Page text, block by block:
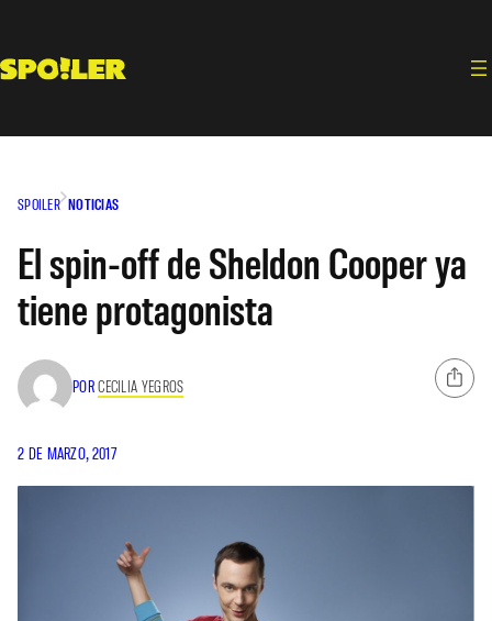
contenido
SPOILER NOTICIAS
El spin-off de Sheldon Cooper ya
tiene protagonista
PORCECILIA YEGROS
2 DE MARZO, 2017